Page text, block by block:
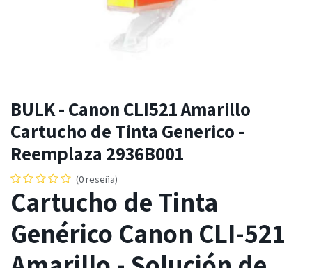
BULK - Canon CLI521 Amarillo
Cartucho de Tinta Generico -
Reemplaza 2936B001
(0 reseña)
Cartucho de Tinta
Genérico Canon CLI-521